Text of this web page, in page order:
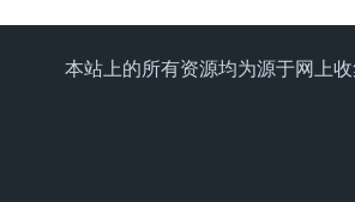
本站上的所有资源均为源于网上